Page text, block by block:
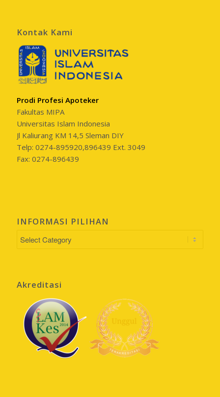
Kontak Kami
Prodi Profesi Apoteker
Fakultas MIPA
Universitas Islam Indonesia
Jl Kaliurang KM 14,5 Sleman DIY
Telp: 0274-895920,896439 Ext. 3049
Fax: 0274-896439
INFORMASI PILIHAN
INFORMASI
Akreditasi